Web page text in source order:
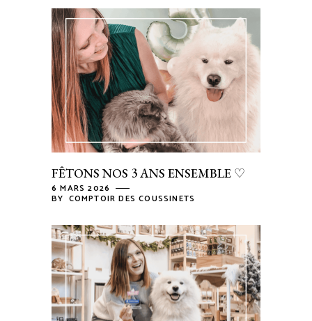
FÊTONS NOS 3 ANS ENSEMBLE ♡
6 MARS 2026
BY COMPTOIR DES COUSSINETS